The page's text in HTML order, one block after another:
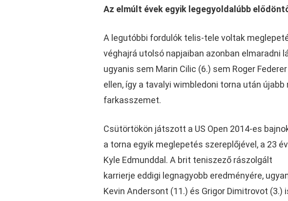
Az elmúlt évek egyik legegyoldalúbb
A legutóbbi fordulók telis-tele voltak
véghajrá utolsó napjaiban azonban elmaradni
ugyanis sem Marin Cilic (6.) sem Roger
ellen, így a tavalyi wimbledoni torna után
farkasszemet.
Csütörtökön játszott a US Open 2014-es
a torna egyik meglepetés szereplőjével, a 23
Kyle Edmunddal. A brit teniszező rászolgált
karrierje eddigi legnagyobb eredményére,
Kevin Andersont (11.) és Grigor Dimitrovot (3.)